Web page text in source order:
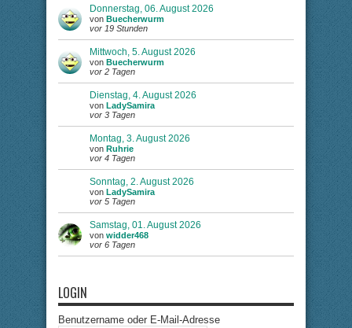
Donnerstag, 06. August 2026
von Buecherwurm
vor 19 Stunden
Mittwoch, 5. August 2026
von Buecherwurm
vor 2 Tagen
Dienstag, 4. August 2026
von LadySamira
vor 3 Tagen
Montag, 3. August 2026
von Ruhrie
vor 4 Tagen
Sonntag, 2. August 2026
von LadySamira
vor 5 Tagen
Samstag, 01. August 2026
von widder468
vor 6 Tagen
LOGIN
Benutzername oder E-Mail-Adresse